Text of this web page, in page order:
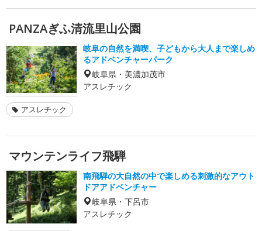
PANZAぎふ清流里山公園
岐阜の自然を満喫、子どもから大人まで楽しめ
るアドベンチャーパーク
岐阜県・美濃加茂市
アスレチック
アスレチック
マウンテンライフ飛騨
南飛騨の大自然の中で楽しめる刺激的なアウト
ドアアドベンチャー
岐阜県・下呂市
アスレチック